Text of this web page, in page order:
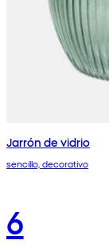
Jarrón de vidrio
sencillo, decorativo
6